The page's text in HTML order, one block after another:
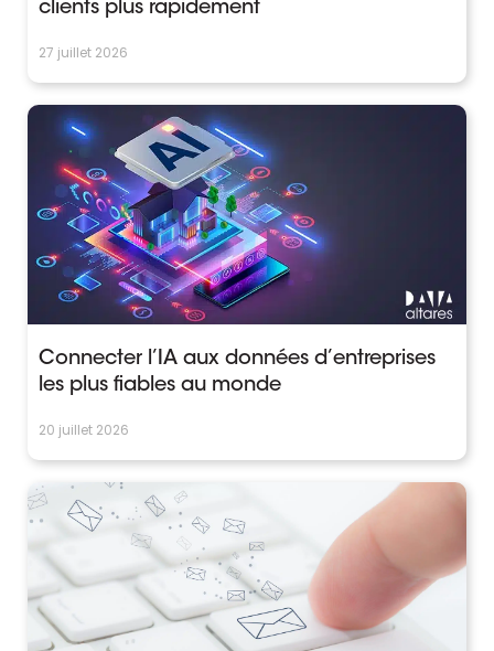
clients plus rapidement
27 juillet 2026
Connecter l’IA aux données d’entreprises
les plus fiables au monde
20 juillet 2026